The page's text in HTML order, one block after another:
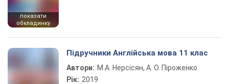
показати
обкладинку
Підручники Англійська мова 11 клас
Автори: М.А. Нерсісян, А. О. Піроженко
Рік: 2019